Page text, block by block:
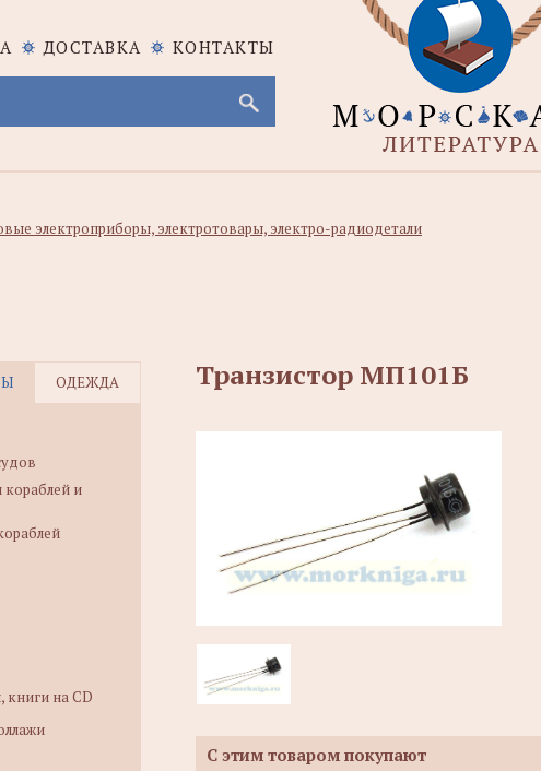
ДОСТАВКА КОНТАКТЫ
электроприборы, электротовары, электро-радиодетали
ОДЕЖДА
и
на CD
Транзистор МП101Б
С этим товаром покупают